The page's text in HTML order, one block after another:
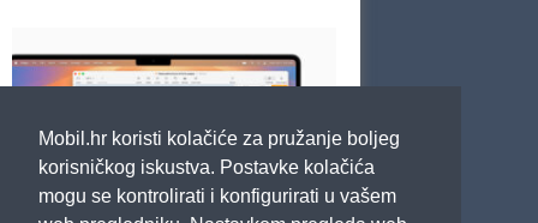
Mobil.hr koristi kolačiće za pružanje boljeg
korisničkog iskustva. Postavke kolačića
mogu se kontrolirati i konfigurirati u vašem
Cafe Mobil
Usporedi mobitele
Impressum
Marketing
Pravne odredbe
Izjava o privatnosti